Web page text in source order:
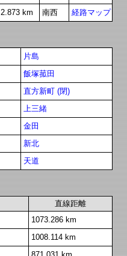
2.873 km 南西 経路マップ
片島
飯塚菰田
直方新町 (閉)
上三緒
金田
新北
天道
直線距離
1073.286 km
1008.114 km